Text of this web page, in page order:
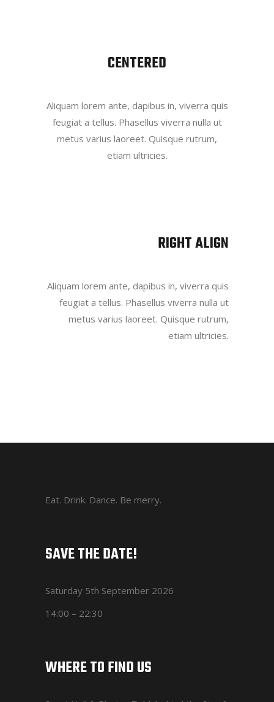
CENTERED
Aliquam lorem ante, dapibus in, viverra quis
feugiat a tellus. Phasellus viverra nulla ut
metus varius laoreet. Quisque rutrum,
etiam ultricies.
RIGHT ALIGN
Aliquam lorem ante, dapibus in, viverra quis
feugiat a tellus. Phasellus viverra nulla ut
metus varius laoreet. Quisque rutrum,
etiam ultricies.
Eat. Drink. Dance. Be merry.
SAVE THE DATE!
Saturday 5th September 2026
14:00 – 22:30
WHERE TO FIND US